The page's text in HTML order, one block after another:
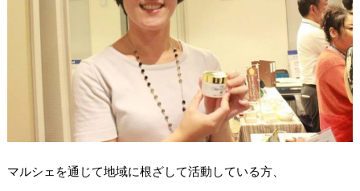
マルシェを通じて地域に根ざして活動している方、